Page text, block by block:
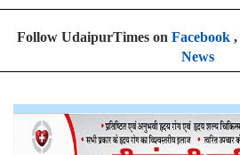
Follow UdaipurTimes on Facebook,
News